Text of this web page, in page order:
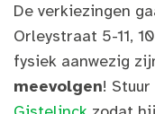
De verkiezingen
Orleystraat 5-11,
fysiek aanwezig
meevolgen!